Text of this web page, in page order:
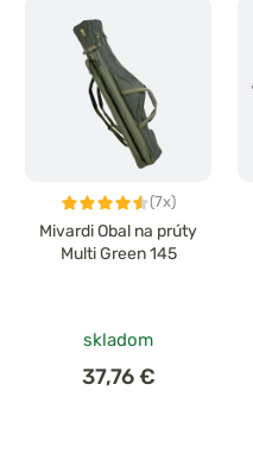
(7x)
Mivardi Obal na prúty
Multi Green 145
skladom
37,76 €